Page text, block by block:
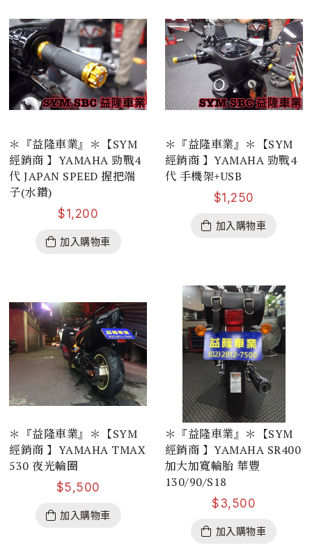
＊『益隆車業』＊【SYM
經銷商 】YAMAHA 勁戰4
代 JAPAN SPEED 握把端
子(水鑽)
$1,200
加入購物車
＊『益隆車業』＊【SYM
經銷商 】YAMAHA 勁戰4
代 手機架+USB
$1,250
加入購物車
＊『益隆車業』＊【SYM
經銷商 】YAMAHA TMAX
530 夜光輪圈
$5,500
加入購物車
＊『益隆車業』＊【SYM
經銷商 】YAMAHA SR400
加大加寬輪胎 華豐
130/90/S18
$3,500
加入購物車